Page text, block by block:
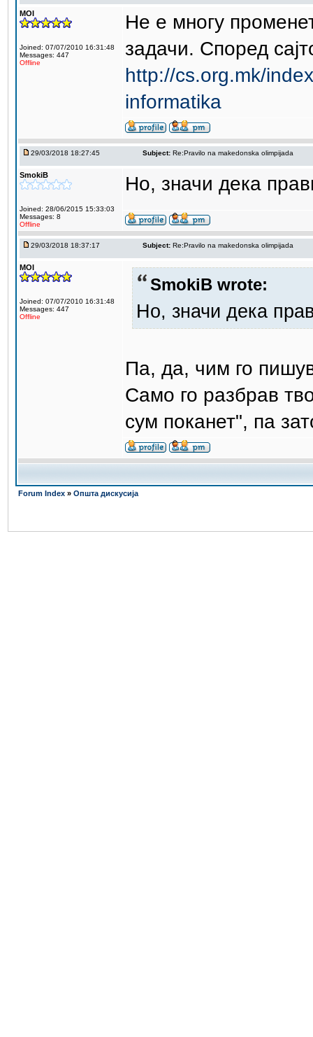
MOI
Joined: 07/07/2010 16:31:48
Messages: 447
Offline
Не е многу
задачи. Според
http://cs.org.mk/
informatika
29/03/2018 18:27:45 Subject: Re:Pravilo na makedonska olimpijada
SmokiB
Joined: 28/06/2015 15:33:03
Messages: 8
Offline
Но, значи дека
29/03/2018 18:37:17 Subject: Re:Pravilo na makedonska olimpijada
MOI
Joined: 07/07/2010 16:31:48
Messages: 447
Offline
SmokiB wrote:
Но, значи дека
Па, да, чим го
Само го разбрав
сум поканет", па
Forum Index » Општа дискусија